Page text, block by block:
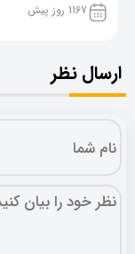
1167 روز پیش
ارسال نظر